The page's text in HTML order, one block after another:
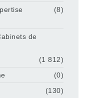
(8)
de
(1 812)
(0)
(130)